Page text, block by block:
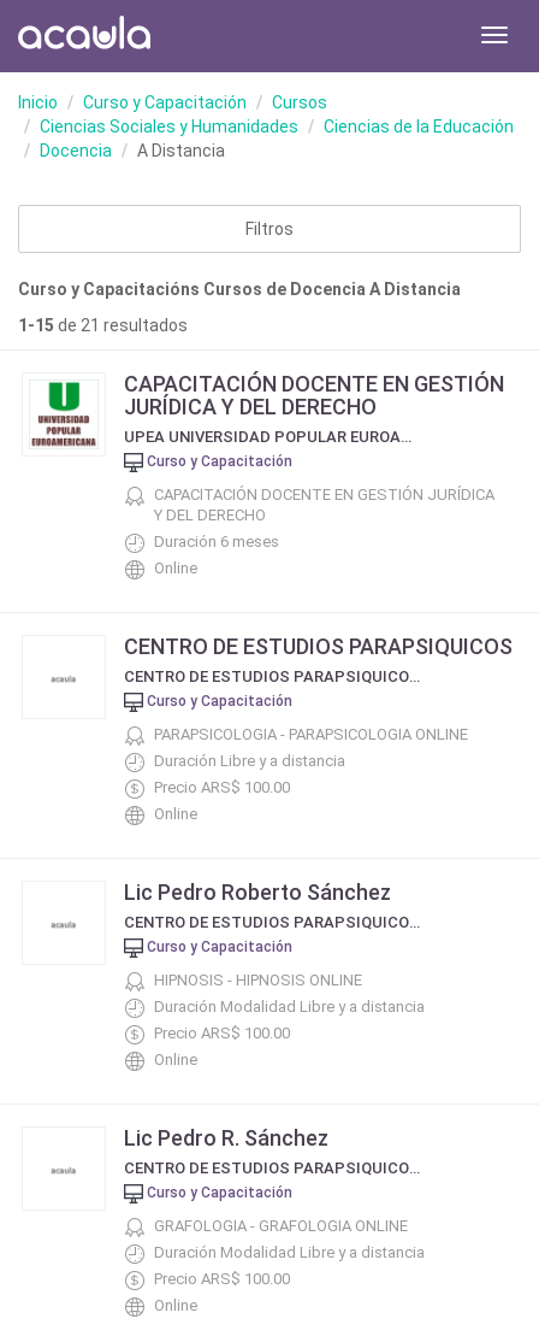
Inicio Curso y Capacitación
Cursos
Ciencias Sociales y Humanidades
Ciencias de la Educación
Docencia
A Distancia
Filtros
Curso y Capacitacións Cursos de Docencia A Distancia
1-15 de 21 resultados
CAPACITACIÓN DOCENTE EN GESTIÓN
JURÍDICA Y DEL DERECHO
UPEA UNIVERSIDAD POPULAR EUROAMERICANA
Curso y Capacitación
CAPACITACIÓN DOCENTE EN GESTIÓN JURÍDICA
Y DEL DERECHO
Duración 6 meses
Online
CENTRO DE ESTUDIOS PARAPSIQUICOS
CENTRO DE ESTUDIOS PARAPSIQUICOS Y TERAPIAS ALTERNATIVAS
Curso y Capacitación
PARAPSICOLOGIA - PARAPSICOLOGIA ONLINE
Duración Libre y a distancia
Precio ARS$ 100.00
Online
Lic Pedro Roberto Sánchez
CENTRO DE ESTUDIOS PARAPSIQUICOS Y TERAPIAS ALTERNATIVAS
Curso y Capacitación
HIPNOSIS - HIPNOSIS ONLINE
Duración Modalidad Libre y a distancia
Precio ARS$ 100.00
Online
Lic Pedro R. Sánchez
CENTRO DE ESTUDIOS PARAPSIQUICOS Y TERAPIAS ALTERNATIVAS
Curso y Capacitación
GRAFOLOGIA - GRAFOLOGIA ONLINE
Duración Modalidad Libre y a distancia
Precio ARS$ 100.00
Online